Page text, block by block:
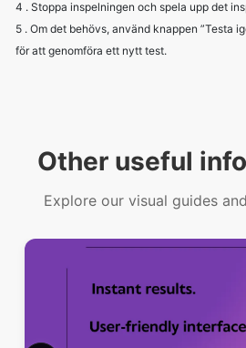
4 . Stoppa inspelningen och spela upp det
5 . Om det behövs, använd knappen ”Testa
för att genomföra ett nytt test.
Other useful
Explore our visual guides